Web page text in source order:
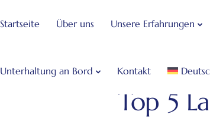
Startseite Über uns Unsere Erfahrungen
Unterhaltung an Bord Kontakt
Bosphorus Dinner Cruise
Top 5